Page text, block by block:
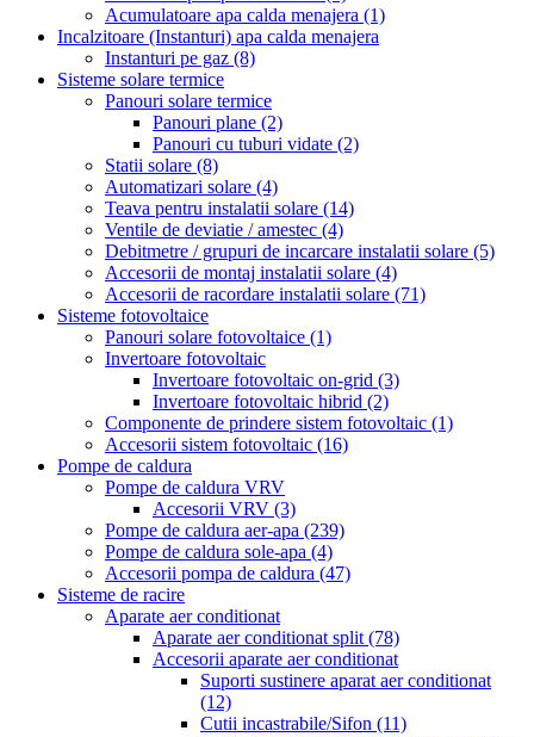
Acumulatoare apa calda menajera (1)
Incalzitoare (Instanturi) apa calda menajera
Instanturi pe gaz (8)
Sisteme solare termice
Panouri solare termice
Panouri plane (2)
Panouri cu tuburi vidate (2)
Statii solare (8)
Automatizari solare (4)
Teava pentru instalatii solare (14)
Ventile de deviatie / amestec (4)
Debitmetre / grupuri de incarcare instalatii solare (5)
Accesorii de montaj instalatii solare (4)
Accesorii de racordare instalatii solare (71)
Sisteme fotovoltaice
Panouri solare fotovoltaice (1)
Invertoare fotovoltaic
Invertoare fotovoltaic on-grid (3)
Invertoare fotovoltaic hibrid (2)
Componente de prindere sistem fotovoltaic (1)
Accesorii sistem fotovoltaic (16)
Pompe de caldura
Pompe de caldura VRV
Accesorii VRV (3)
Pompe de caldura aer-apa (239)
Pompe de caldura sole-apa (4)
Accesorii pompa de caldura (47)
Sisteme de racire
Aparate aer conditionat
Aparate aer conditionat split (78)
Accesorii aparate aer conditionat
Suporti sustinere aparat aer conditionat
(12)
Cutii incastrabile/Sifon (11)